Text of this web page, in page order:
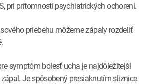
pri prítomnosti psychiatrických ochorení.
priebehu môžeme zápaly rozdeliť
symptóm bolesť ucha je najdôležitejší
Je spôsobený presiaknutím sliznice